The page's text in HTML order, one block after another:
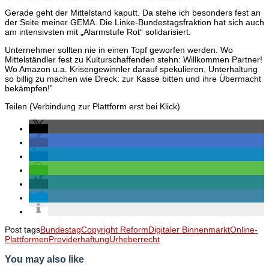
Gerade geht der Mittelstand kaputt. Da stehe ich besonders fest an
der Seite meiner GEMA. Die Linke-Bundestagsfraktion hat sich auch
am intensivsten mit „Alarmstufe Rot“ solidarisiert.
Unternehmer sollten nie in einen Topf geworfen werden. Wo
Mittelständler fest zu Kulturschaffenden stehn: Willkommen Partner!
Wo Amazon u.a. Krisengewinnler darauf spekulieren, Unterhaltung
so billig zu machen wie Dreck: zur Kasse bitten und ihre Übermacht
bekämpfen!”
Teilen (Verbindung zur Plattform erst bei Klick)
Post tagsBundestagCopyright ReformDigitaler BinnenmarktOnline-
PlattformenProviderhaftungUrheberrecht
You may also like